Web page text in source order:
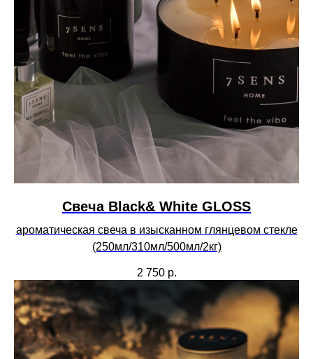
Свеча Black& White GLOSS
ароматическая свеча в изысканном глянцевом стекле
(250мл/310мл/500мл/2кг)
2 750 р.